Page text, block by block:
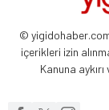
©
içerikleri izin
Kanuna